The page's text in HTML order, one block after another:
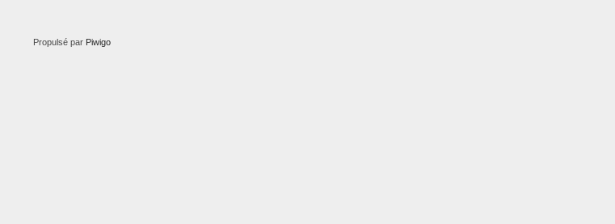
Propulsé par Piwigo